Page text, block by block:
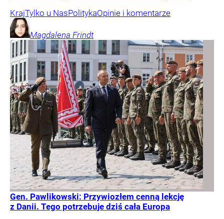
KrajTylko u NasPolitykaOpinie i komentarze
Magdalena Frindt
Gen. Pawlikowski: Przywiozłem cenną lekcję
z Danii. Tego potrzebuje dziś cała Europa